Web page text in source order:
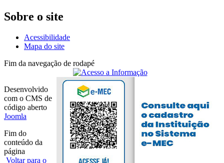
Sobre o site
Acessibilidade
Mapa do site
Fim da navegação de rodapé
Desenvolvido
com o CMS de
código aberto
Joomla
Fim do
conteúdo da
página
Voltar para o